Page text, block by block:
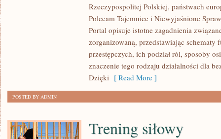
CZYTELNIKÓW
Rzeczypospolitej Polskiej, państwach
Polecam Tajemnice i Niewyjaśnione
Portal opisuje istotne zagadnienia
zorganizowaną, przedstawiając schematy
przestępczych, ich podział ról, sposoby
znaczenie tego rodzaju działalności dla
Dzięki [ Read More ]
POSTED BY ADMIN
Trening siłowy